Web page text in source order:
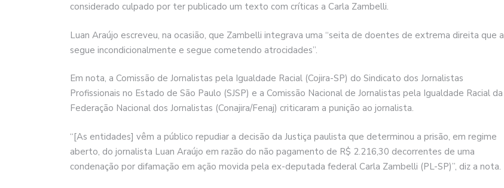
considerado culpado por ter publicado um texto com críticas a Carla Zambelli.
Luan Araújo escreveu, na ocasião, que Zambelli integrava uma “seita de doentes de extrema direita que a
segue incondicionalmente e segue cometendo atrocidades”.
Em nota, a Comissão de Jornalistas pela Igualdade Racial (Cojira-SP) do Sindicato dos Jornalistas
Profissionais no Estado de São Paulo (SJSP) e a Comissão Nacional de Jornalistas pela Igualdade Racial da
Federação Nacional dos Jornalistas (Conajira/Fenaj) criticaram a punição ao jornalista.
“[As entidades] vêm a público repudiar a decisão da Justiça paulista que determinou a prisão, em regime
aberto, do jornalista Luan Araújo em razão do não pagamento de R$ 2.216,30 decorrentes de uma
condenação por difamação em ação movida pela ex-deputada federal Carla Zambelli (PL-SP)”, diz a nota.